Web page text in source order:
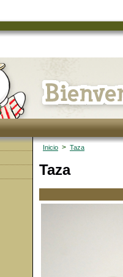
Inicio > Taza
Taza